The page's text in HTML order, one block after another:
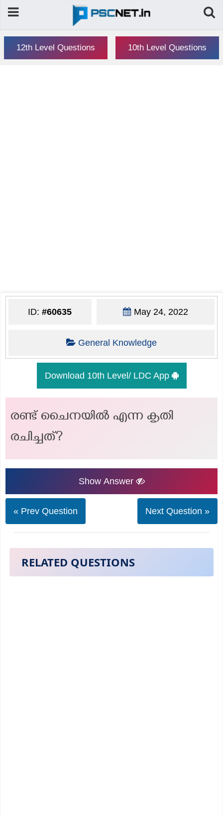
12th Level Questions 10th Level Questions
ID:#60635 May 24, 2022
General Knowledge
Download 10th Level/ LDC App
രണ്ട് ചൈനയിൽ എന്ന കൃതി
രചിച്ചത്?
Show Answer
« Prev Question Next Question »
RELATED QUESTIONS